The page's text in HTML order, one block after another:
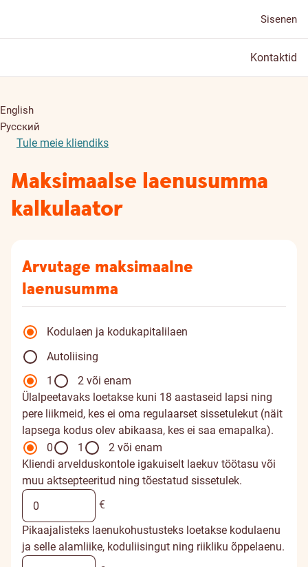
Sisenen
Kontaktid
English
Русский
Tule meie kliendiks
Maksimaalse laenusumma
kalkulaator
Arvutage maksimaalne
laenusumma
Kodulaen ja kodukapitalilaen
Autoliising
1
2 või enam
Ülalpeetavaks loetakse kuni 18 aastaseid lapsi ning
pere liikmeid, kes ei oma regulaarset sissetulekut (näit
lapsega kodus olev abikaasa, kes ei saa emapalka).
0
1
2 või enam
Kliendi arvelduskontole igakuiselt laekuv töötasu või
muu aktsepteeritud ning tõestatud sissetulek.
€
Pikaajalisteks laenukohustusteks loetakse kodulaenu
ja selle alamliike, koduliisingut ning riikliku õppelaenu.